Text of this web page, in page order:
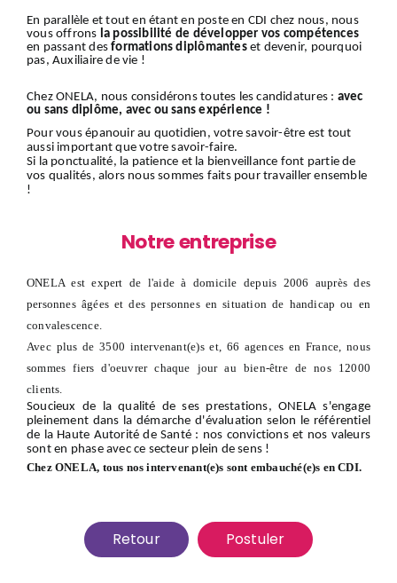
En parallèle et tout en étant en poste en CDI chez nous, nous
vous offrons la possibilité de développer vos compétences
en passant desformations diplômanteset devenir, pourquoi
pas, Auxiliaire de vie !
Chez ONELA, nous considérons toutes les candidatures : avec
ou sans diplôme, avec ou sans expérience !
Pour vous épanouir au quotidien, votre savoir-être est tout
aussi important que votre savoir-faire.
Si la ponctualité, la patience et la bienveillance font partie de
vos qualités, alors nous sommes faits pour travailler ensemble
!
Notre entreprise
ONELA est expert de l'aide à domicile depuis 2006 auprès des
personnes âgées et des personnes en situation de handicap ou en
convalescence.
Avec plus de 3500 intervenant(e)s et, 66 agences en France, nous
sommes fiers d'oeuvrer chaque jour au bien-être de nos 12000
clients.
Soucieux de la qualité de ses prestations, ONELA s'engage
pleinement dans la démarche d'évaluation selon le référentiel
de la Haute Autorité de Santé : nos convictions et nos valeurs
sont en phase avec ce secteur plein de sens !
Chez ONELA, tous nos intervenant(e)s sont embauché(e)s en CDI.
Retour Postuler